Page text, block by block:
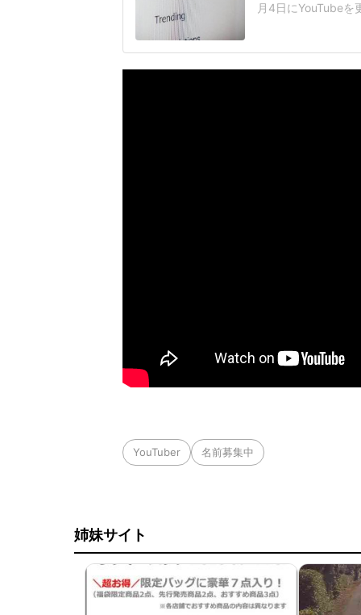
月4日にYouTubeを
YouTuber 名前募集中
姉妹サイト